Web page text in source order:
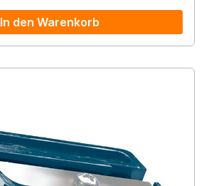
In den Warenkorb